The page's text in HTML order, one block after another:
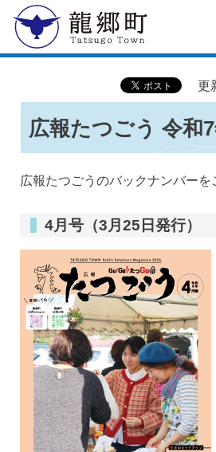
龍郷町
更
広報たつごう 令和
広報たつごうのバックナンバーを
4月号（3月25日発行）